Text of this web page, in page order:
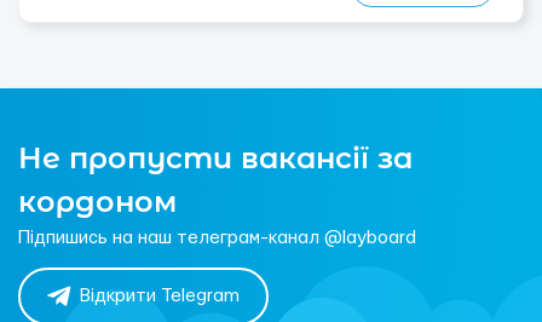
Не пропусти вакансії за
кордоном
Підпишись на наш телеграм-канал @layboard
Відкрити Telegram